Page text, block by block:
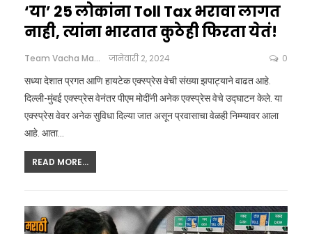
‘या’ 25 लोकांना Toll Tax भरावा लागत
नाही, त्यांना भारतात कुठेही फिरता येतं!
Team Vacha Marathi जानेवारी 2, 2024 0
सध्या देशात प्रगत आणि हायटेक एक्स्प्रेस वेची संख्या झपाट्याने वाढत आहे.
दिल्ली-मुंबई एक्स्प्रेस वेनंतर पीएम मोदींनी अनेक एक्स्प्रेस वेचे उद्घाटन केले. या
एक्स्प्रेस वेवर अनेक सुविधा दिल्या जात असून प्रवासाचा वेळही निम्म्यावर आला
आहे. आता…
READ MORE...